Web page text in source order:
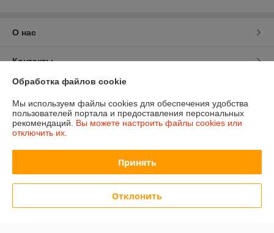
О нас
Контакты
График работы
Политика обработки cookies
Сайт создан на платформе Deal.by
Обработка файлов cookie
Мы используем файлы cookies для обеспечения удобства
пользователей портала и предоставления персональных
рекомендаций. Вы можете настроить файлы cookies или
отключить их.
Принять
Отклонить